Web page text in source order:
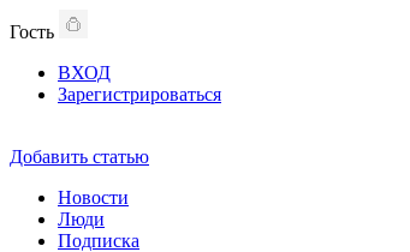
Гость
ВХОД
Зарегистрироваться
Добавить статью
Новости
Люди
Подписка